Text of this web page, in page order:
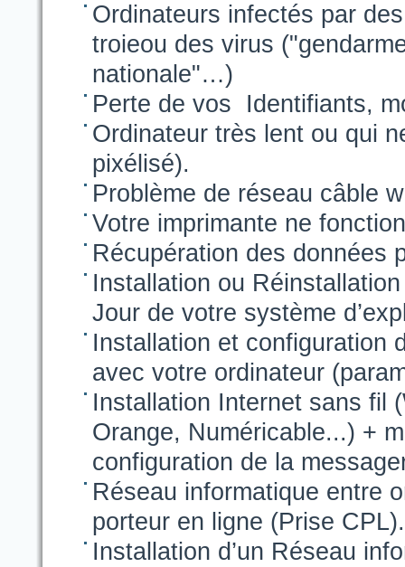
Ordinateurs infectés par
troieou des virus
nationale"…)
Perte de vos Identifiants,
Ordinateur très lent ou qui
pixélisé).
Problème de réseau câble
Votre imprimante ne
Récupération des données
Installation ou
Jour de votre système
Installation et configuration
avec votre ordinateur
Installation Internet sans fil
Orange, Numéricable...) +
configuration de la
Réseau informatique entre
porteur en ligne (Prise CPL).
Installation d’un Réseau